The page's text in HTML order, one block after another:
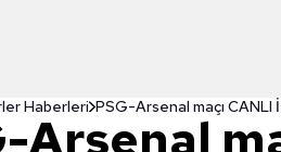
Haberleri PSG-Arsenal maçı
Arsenal